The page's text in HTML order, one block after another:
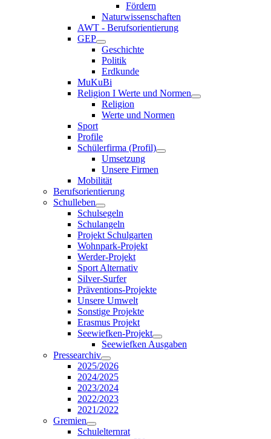
Fördern
Naturwissenschaften
AWT - Berufsorientierung
GEP
Geschichte
Politik
Erdkunde
MuKuBi
Religion I Werte und Normen
Religion
Werte und Normen
Sport
Profile
Schülerfirma (Profil)
Umsetzung
Unsere Firmen
Mobilität
Berufsorientierung
Schulleben
Schulsegeln
Schulangeln
Projekt Schulgarten
Wohnpark-Projekt
Werder-Projekt
Sport Alternativ
Silver-Surfer
Präventions-Projekte
Unsere Umwelt
Sonstige Projekte
Erasmus Projekt
Seewiefken-Projekt
Seewiefken Ausgaben
Pressearchiv
2025/2026
2024/2025
2023/2024
2022/2023
2021/2022
Gremien
Schulelternrat